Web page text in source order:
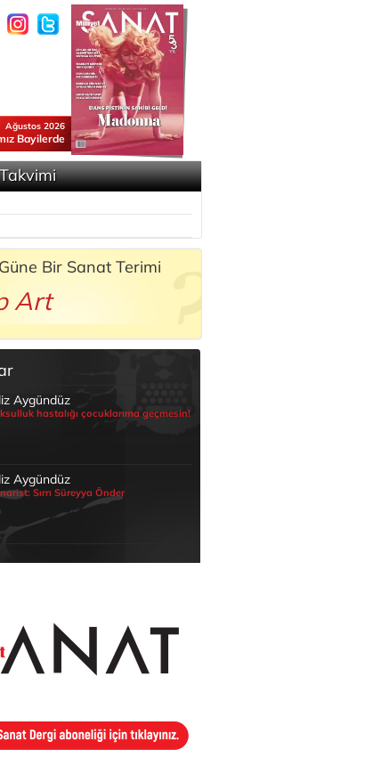
Ağustos 2026
Bayilerde
Bir Sanat Terimi
Art
Aygündüz
hastalığı çocuklarıma geçmesin!
Aygündüz
Sırrı Süreyya Önder